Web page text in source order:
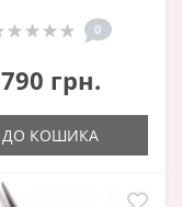
0
790 грн.
ДО КОШИКА